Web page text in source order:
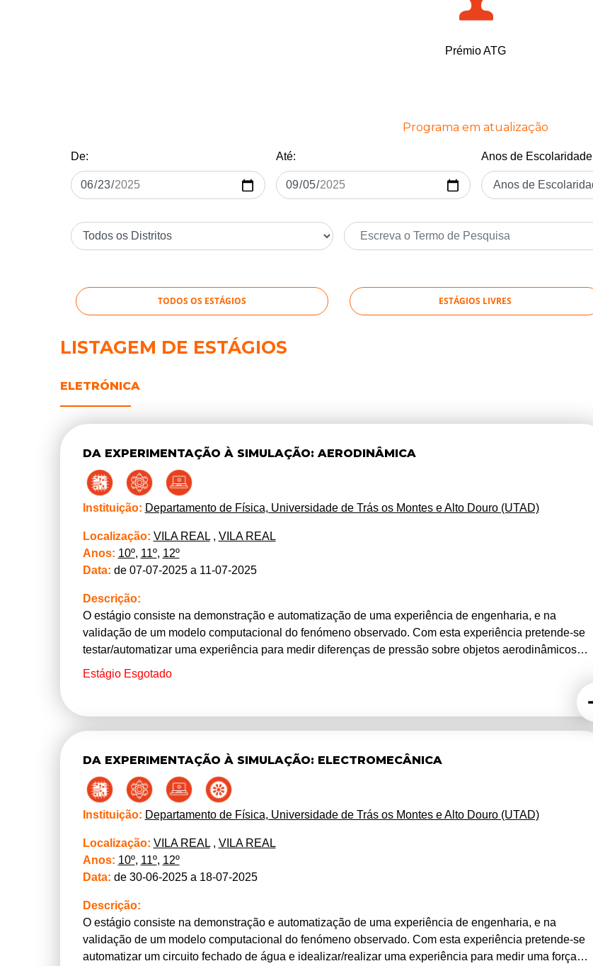
Prémio ATG
Programa em atualização
De: Até: Anos de Escolaridade
TODOS OS ESTÁGIOS ESTÁGIOS LIVRES
LISTAGEM DE ESTÁGIOS
ELETRÓNICA
DA EXPERIMENTAÇÃO À SIMULAÇÃO: AERODINÂMICA
Instituição: Departamento de Física, Universidade de Trás os Montes e Alto Douro (UTAD)
Localização: VILA REAL, VILA REAL
Anos: 10º, 11º, 12º
Data: de 07-07-2025 a 11-07-2025
Descrição:
O estágio consiste na demonstração e automatização de uma experiência de engenharia, e na
validação de um modelo computacional do fenómeno observado. Com esta experiência pretende-se
testar/automatizar uma experiência para medir diferenças de pressão sobre objetos aerodinâmicos.
Os estagiários irão lidar com conceitos de dinâmica de fluidos, eletrónica e informática/programação.
A automatização é feita com recurso a placas de arduino. As simulações computacionais são
Estágio Esgotado
DA EXPERIMENTAÇÃO À SIMULAÇÃO: ELECTROMECÂNICA
Instituição: Departamento de Física, Universidade de Trás os Montes e Alto Douro (UTAD)
Localização: VILA REAL, VILA REAL
Anos: 10º, 11º, 12º
Data: de 30-06-2025 a 18-07-2025
Descrição:
O estágio consiste na demonstração e automatização de uma experiência de engenharia, e na
validação de um modelo computacional do fenómeno observado. Com esta experiência pretende-se
automatizar um circuito fechado de água e idealizar/realizar uma experiência para medir uma força